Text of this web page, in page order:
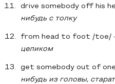
drive somebody off his
нибудь с толку
from head to foot /toe/
целиком
get somebody out of
нибудь из головы,